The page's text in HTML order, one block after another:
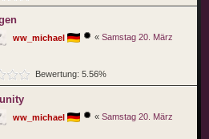
ww_michael « Samstag 20. März
Bewertung: 5.56%
ww_michael « Samstag 20. März